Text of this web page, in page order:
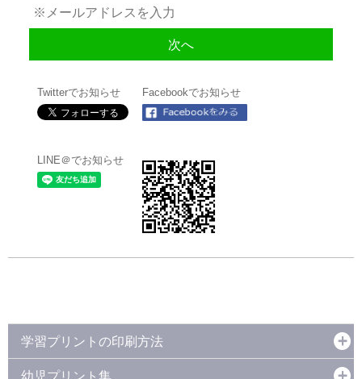
Twitterでお知らせ Facebookでお知らせ
LINE＠でお知らせ
学習プリントの印刷方法
幼児プリント集